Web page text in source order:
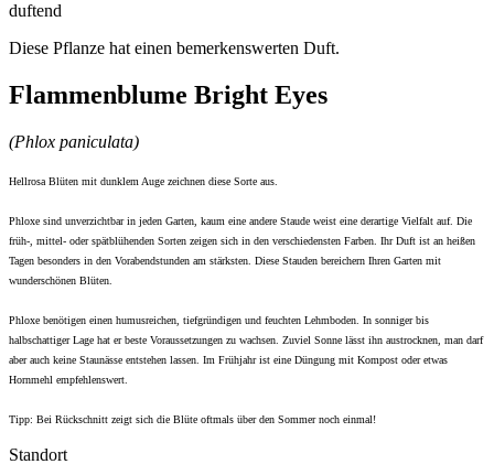
duftend
Diese Pflanze hat einen bemerkenswerten Duft.
Flammenblume Bright Eyes
(Phlox paniculata)
Hellrosa Blüten mit dunklem Auge zeichnen diese Sorte aus.
Phloxe sind unverzichtbar in jeden Garten, kaum eine andere Staude weist eine derartige Vielfalt auf. Die
früh-, mittel- oder spätblühenden Sorten zeigen sich in den verschiedensten Farben. Ihr Duft ist an heißen
Tagen besonders in den Vorabendstunden am stärksten. Diese Stauden bereichern Ihren Garten mit
wunderschönen Blüten.
Phloxe benötigen einen humusreichen, tiefgründigen und feuchten Lehmboden. In sonniger bis
halbschattiger Lage hat er beste Voraussetzungen zu wachsen. Zuviel Sonne lässt ihn austrocknen, man darf
aber auch keine Staunässe entstehen lassen. Im Frühjahr ist eine Düngung mit Kompost oder etwas
Hornmehl empfehlenswert.
Tipp: Bei Rückschnitt zeigt sich die Blüte oftmals über den Sommer noch einmal!
Standort